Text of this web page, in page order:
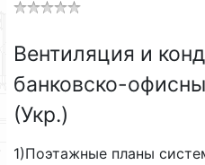
Вентиляция и
банковско-
(Укр.)
1)Поэтажные планы